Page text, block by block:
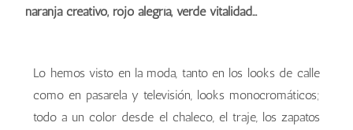
naranja creativo, rojo alegría, verde vitalidad...
Lo hemos visto en la moda, tanto en los looks de calle
como en pasarela y televisión, looks monocromáticos;
todo a un color desde el chaleco, el traje, los zapatos